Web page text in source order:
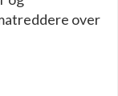
over